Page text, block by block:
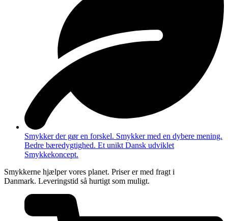
Smykker der gør en forskel. Smykker med en dybere mening.
Bedre bæredygtighed. Et unikt Dansk udviklet
Smykkekoncept.
Smykkerne hjælper vores planet. Priser er med fragt i
Danmark. Leveringstid så hurtigt som muligt.